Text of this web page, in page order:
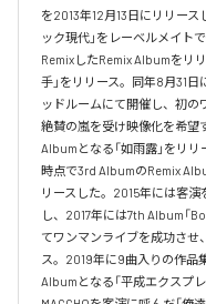
を2013年12月13日にリリー
ック現代」をレーベルメイト
RemixしたRemix Albumをリ
手」をリリース。同年8月31
ッドルームにて開催し、初の
絶賛の嵐を受け映像化を希望
Albumとなる「如雨露」をリ
時点で3rd AlbumのRemix
リースした。2015年には客
し、2017年には7th Album「
てワンマンライブを成功させ
ス。2019年に9曲入りの作品
Albumとなる「平成エクスプ